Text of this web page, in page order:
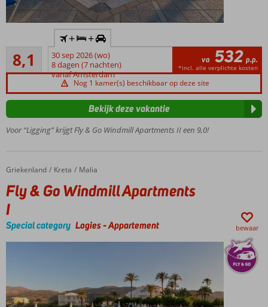
Op
loopafstand
van Malia
Direct
aan
Windmill
met
8,1
Zeer goed
100
beoordelingen
+ +
30 sep 2026 (wo)
8 dagen (7 nachten)
vanaf Amsterdam
va 532 p.p.
*incl. alle verplichte kosten
Nog 1 kamer(s) beschikbaar op deze site
Voor “Ligging” krijgt Fly & Go Windmill Apartments II een 9,0!
Bekijk deze vakantie
Home
Griekenland Kreta Malia
Fly & Go Windmill Apartments I
Fly & Go Windmill Apartments
I
Special category Logies-Appartement bewaar